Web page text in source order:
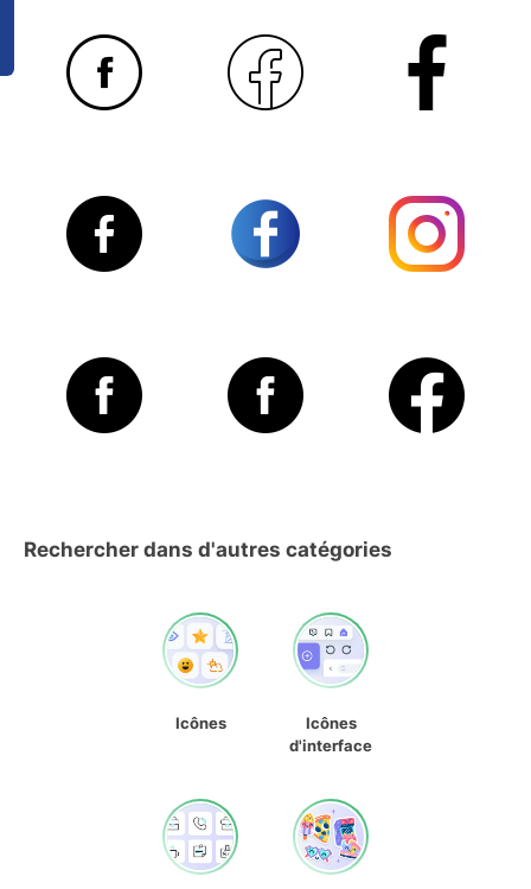
Rechercher dans d'autres catégories
Icônes
Icônes
d'interface